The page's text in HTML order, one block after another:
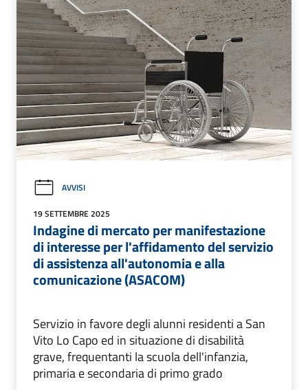
AVVISI
19 SETTEMBRE 2025
Indagine di mercato per manifestazione
di interesse per l'affidamento del servizio
di assistenza all'autonomia e alla
comunicazione (ASACOM)
Servizio in favore degli alunni residenti a San
Vito Lo Capo ed in situazione di disabilità
grave, frequentanti la scuola dell'infanzia,
primaria e secondaria di primo grado